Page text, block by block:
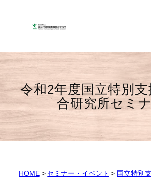
シ
ジ
ャ
ン
へ
ジ
へ
プ
令和2年度国立特別
合研究所セミ
HOME> セミナー・イベント > 国立特別